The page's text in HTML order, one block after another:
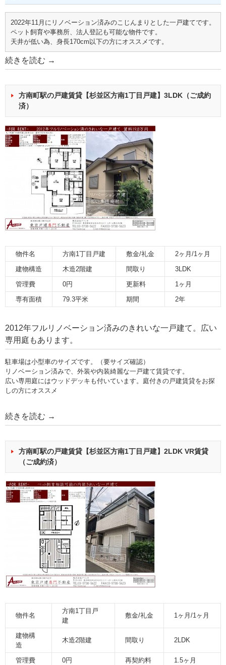
2022年11月にリノベーション済みのこじんまりとした一戸建てです。
ペット飼育や事務所、法人登記も可能な物件です。
天井が低い為、身長170cm以下の方にオススメです。
続きを読む →
方南町駅の戸建賃貸【杉並区方南1丁目戸建】3LDK（ご成約
済）
物件名 方南1丁目戸建 敷金/礼金
2ヶ月/1ヶ月
建物構造
木造2階建 間取り
3LDK
管理費
0円 更新料
1ヶ月
専有面積
79.3平米 期間 2年
2012年フルリノベーション済みのきれいな一戸建て。広い
専用庭もあります。
駐車場は小型車のサイズです。（要サイズ確認）
リノベーション済みで、外装や内装綺麗な一戸建て賃貸です。
広い専用庭にはウッドデッキも付いています。庭付きの戸建賃貸をお探
しの方にオススメ
続きを読む →
方南町駅の戸建賃貸【杉並区方南1丁目戸建】2LDK VR賃貸
（ご成約済）
物件名
方南1丁目戸
建
敷金/礼金 1ヶ月/1ヶ月
建物構
造
木造2階建 間取り 2LDK
管理費 0円 再契約料 1.5ヶ月